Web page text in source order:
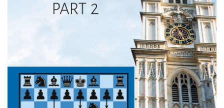
Lemn De Boxwood
Lemn De Carpen (hornbeam)
Lemn De Sheesham